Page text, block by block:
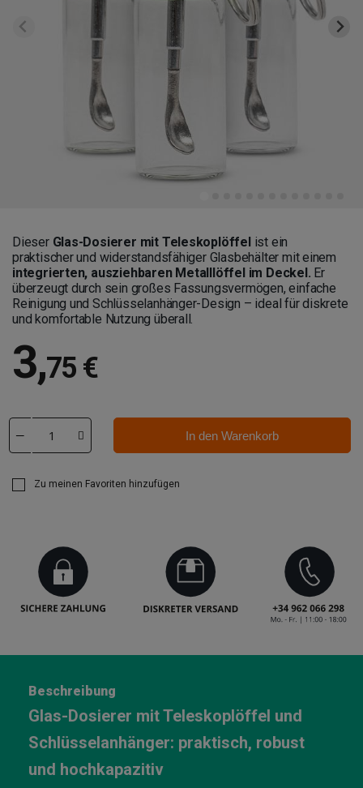
Dieser Glas-Dosierer mit Teleskoplöffelist ein
praktischer und widerstandsfähiger Glasbehälter mit einem
integrierten, ausziehbaren Metalllöffel im Deckel. Er
überzeugt durch sein großes Fassungsvermögen, einfache
Reinigung und Schlüsselanhänger-Design – ideal für diskrete
und komfortable Nutzung überall.
3,75 €
In den Warenkorb
Zu meinen Favoriten hinzufügen
Beschreibung
Glas-Dosierer mit Teleskoplöffel und
Schlüsselanhänger: praktisch, robust
und hochkapazitiv